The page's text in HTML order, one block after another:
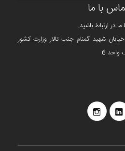
با ما
در ارتباط باشید.
شهید گمنام جنب تالار وزارت کشور